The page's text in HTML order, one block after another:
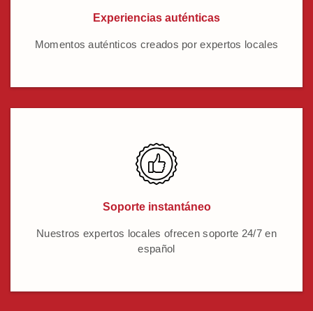
Experiencias auténticas
Momentos auténticos creados por expertos locales
Soporte instantáneo
Nuestros expertos locales ofrecen soporte 24/7 en
español